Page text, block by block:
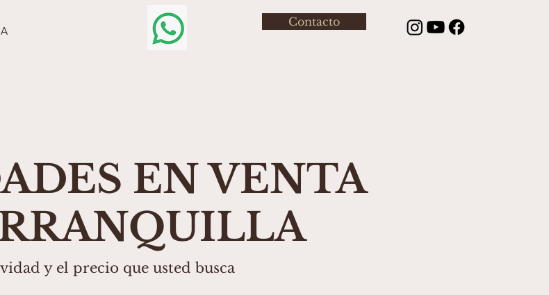
Contacto
EN VENTA
y el precio que usted busca